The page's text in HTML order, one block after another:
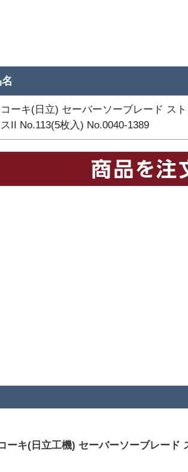
ーキ(日立) セーバーソーブレード ス
II No.113(5枚入) No.0040-1389
ーキ(日立工機) セーバーソーブレード